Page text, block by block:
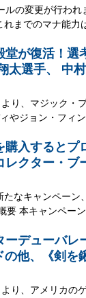
ルの変更が行わ
までのマナ能力
が復活！選
太選手、 中
り、マジック・
やジョン・フィン
購入するとプ
クター・ブ
なキャンペーン
本キャンペーン
ーデューバ
他、《剣を
り、アメリカの